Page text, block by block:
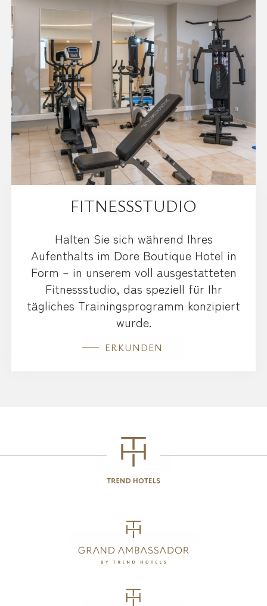
FITNESSSTUDIO
Halten Sie sich während Ihres
Aufenthalts im Dore Boutique Hotel in
Form – in unserem voll ausgestatteten
Fitnessstudio, das speziell für Ihr
tägliches Trainingsprogramm konzipiert
wurde.
ERKUNDEN